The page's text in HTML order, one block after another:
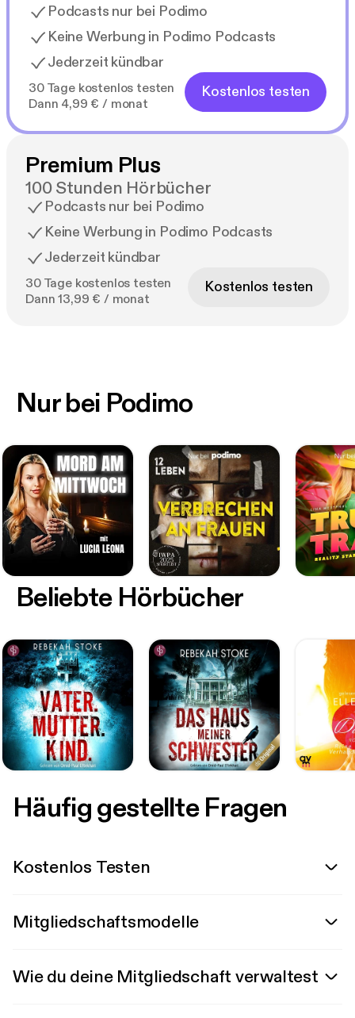
Podcasts nur bei Podimo
Keine Werbung in Podimo Podcasts
Jederzeit kündbar
30 Tage kostenlos testen
Dann 4,99 € / monat
Kostenlos testen
Premium Plus
100 Stunden Hörbücher
Podcasts nur bei Podimo
Keine Werbung in Podimo Podcasts
Jederzeit kündbar
30 Tage kostenlos testen
Dann 13,99 € / monat
Kostenlos testen
Nur bei Podimo
Beliebte Hörbücher
Häufig gestellte Fragen
Kostenlos Testen
Mitgliedschaftsmodelle
Wie du deine Mitgliedschaft verwaltest